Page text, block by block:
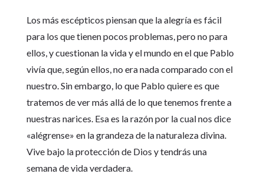
Los más escépticos piensan que la alegría es fácil
para los que tienen pocos problemas, pero no para
ellos, y cuestionan la vida y el mundo en el que Pablo
vivía que, según ellos, no era nada comparado con el
nuestro. Sin embargo, lo que Pablo quiere es que
tratemos de ver más allá de lo que tenemos frente a
nuestras narices. Esa es la razón por la cual nos dice
«alégrense» en la grandeza de la naturaleza divina.
Vive bajo la protección de Dios y tendrás una
semana de vida verdadera.